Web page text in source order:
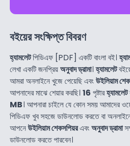
বইয়ের সংক্ষিপ্ত বিবরণ
হ্যামলেটপিডিএফ [PDF] একটি বাংলা বই।
লেখা একটি জনপ্রিয়অনুবাদ ড্রামা।হ্যামলেট
আমরা অনলাইনে খুজে পেয়েছি এবংউইলিয়াম
আপনাদের মাঝে শেয়ার করছি। 16 পৃষ্টারহ্যামলেট
MB। আপনারা চাইলে যে কোন সময় আমাদের
পিডিএফ খুব সহজে ডাউনলোড করতে বা
আপনেউইলিয়াম শেকসপিয়রএবংঅনুবাদ ড্রামা
ডাউনলোড করতে পারবেন।